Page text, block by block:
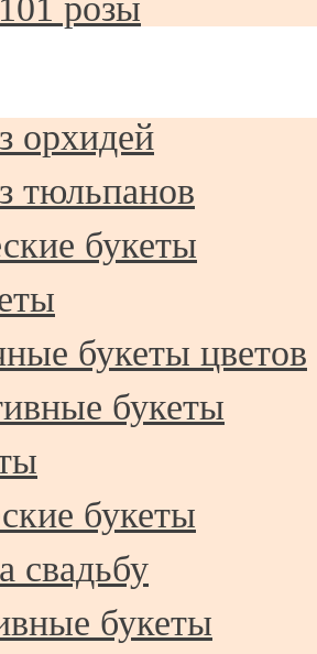
орхидей
тюльпанов
букеты
букеты цветов
букеты
букеты
свадьбу
букеты